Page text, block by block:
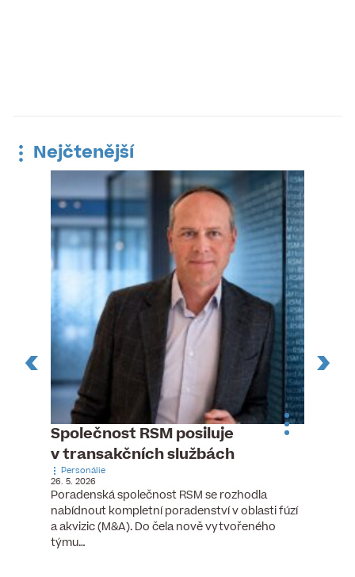
Nejčtenější
Společnost RSM posiluje
v transakčních službách
Personálie
26. 5. 2026
Poradenská společnost RSM se rozhodla
nabídnout kompletní poradenství v oblasti fúzí
a akvizic (M&A). Do čela nově vytvořeného
týmu…